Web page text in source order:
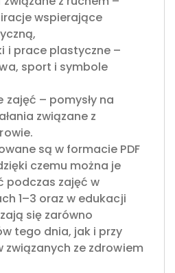
wspierające
i prace plastyczne –
sport i symbole
zajęć – pomysły na
związane z
są w formacie PDF
czemu można je
podczas zajęć w
1–3 oraz w edukacji
się zarówno
tego dnia, jak i przy
ze zdrowiem